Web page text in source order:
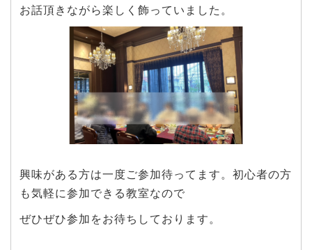
お話頂きながら楽しく飾っていました。
興味がある方は一度ご参加待ってます。初心者の方
も気軽に参加できる教室なので
ぜひぜひ参加をお待ちしております。